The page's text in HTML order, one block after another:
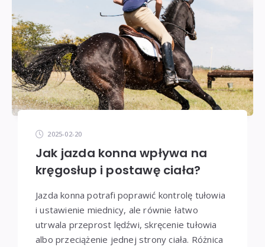
2025-02-20
Jak jazda konna wpływa na
kręgosłup i postawę ciała?
Jazda konna potrafi poprawić kontrolę tułowia
i ustawienie miednicy, ale równie łatwo
utrwala przeprost lędźwi, skręcenie tułowia
albo przeciążenie jednej strony ciała. Różnica